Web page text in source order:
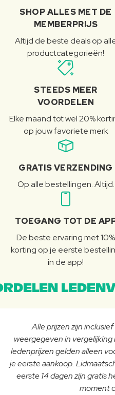
SHOP ALLES MET DE
MEMBERPRIJS
Altijd de beste deals op
productcategorieën!
STEEDS MEER
VOORDELEN
Elke maand tot wel 20%
op jouw favoriete merk
GRATIS VERZENDING
Op alle bestellingen. Altijd.
TOEGANG TOT DE
De beste ervaring met 10%
korting op je eerste
in de app!
Alle prijzen zijn
weergegeven in
ledenprijzen gelden alleen
je eerste aankoop.
eerste 14 dagen zijn gratis
moment